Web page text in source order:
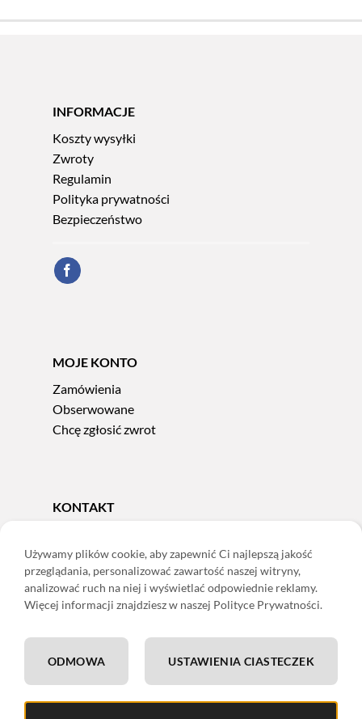
INFORMACJE
Koszty wysyłki
Zwroty
Regulamin
Polityka prywatności
Bezpieczeństwo
MOJE KONTO
Zamówienia
Obserwowane
Chcę zgłosić zwrot
KONTAKT
e-mail:sklep@adoris.pl
poniedziałek - piątek 8:00-16:00
Adoris Dorota Święcka
58-502 Jelenia Góra
ING: 22 1050 1751 1000 0091 0971 2688
Używamy plików cookie, aby zapewnić Ci najlepszą jakość
przeglądania, personalizować zawartość naszej witryny,
analizować ruch na niej i wyświetlać odpowiednie reklamy.
Więcej informacji znajdziesz w naszej Polityce Prywatności.
USTAWIENIA CIASTECZEK
ODMOWA